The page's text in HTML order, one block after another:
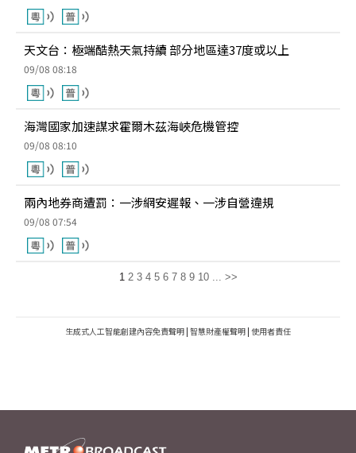
天文台：極端酷熱天氣持續 部分地區達37度或以上
09/08 08:18
海灣國家加速謀求霍爾木茲海峽危機管控
09/08 08:10
兩內地券商遭罰：一涉網安遲報、一涉自營違規
09/08 07:54
1 2 3 4 5 6 7 8 9 10 ... >>
生成式人工智能創建內容免責聲明 | 智慧財產權聲明 | 使用者責任